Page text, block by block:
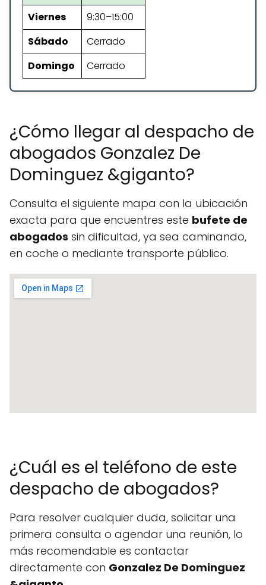
Viernes
9:30–15:00
Sábado
Cerrado
Domingo
Cerrado
¿Cómo llegar al despacho de
abogados Gonzalez De
Dominguez &giganto?
Consulta el siguiente mapa con la ubicación
exacta para que encuentres este bufete de
abogados sin dificultad, ya sea caminando,
en coche o mediante transporte público.
¿Cuál es el teléfono de este
despacho de abogados?
Para resolver cualquier duda, solicitar una
primera consulta o agendar una reunión, lo
más recomendable es contactar
directamente con Gonzalez De Dominguez